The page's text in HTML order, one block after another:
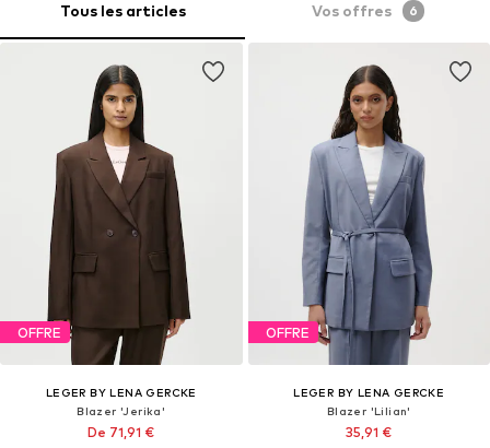
Tous les articles Vos offres 6
OFFRE
LEGER BY LENA GERCKE
Blazer 'Jerika'
De 71,91 €
OFFRE
LEGER BY LENA GERCKE
Blazer 'Lilian'
35,91 €